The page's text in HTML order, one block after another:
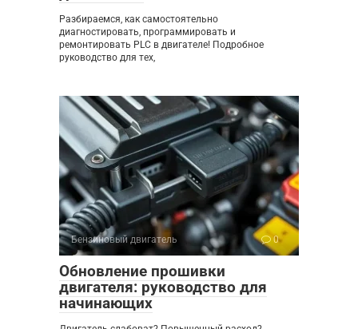
Разбираемся, как самостоятельно
диагностировать, программировать и
ремонтировать PLC в двигателе! Подробное
руководство для тех,
Бензиновый двигатель 0
Обновление прошивки
двигателя: руководство для
начинающих